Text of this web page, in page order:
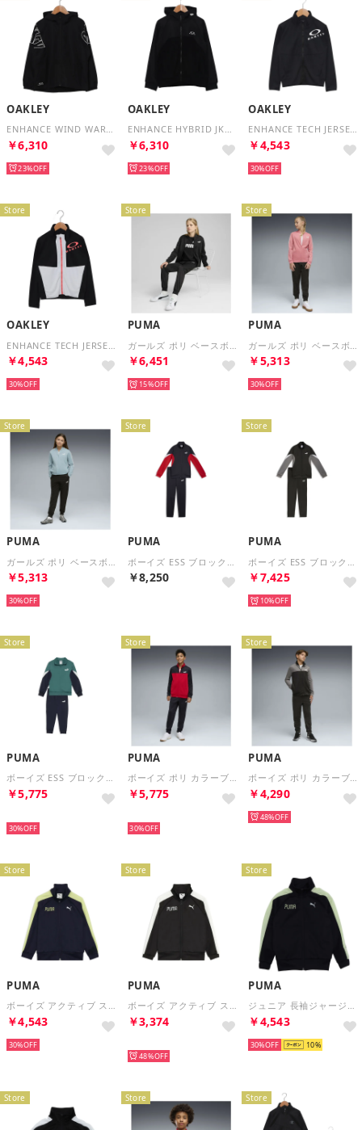
OAKLEY
ENHANCE WIND WARM JKT YTR 6.0 （BLACK）
￥6,310
23%
OAKLEY
ENHANCE HYBRID JKT YTR 6.0 （BLACK）
￥6,310
23%
OAKLEY
ENHANCE TECH JERSEY JKT YTR 6.0 （BLACK）
￥4,543
30%
Store
OAKLEY
￥4,543
30%
Store
PUMA
￥6,451
15%
Store
PUMA
￥5,313
30%
Store
PUMA
￥5,313
30%
Store
PUMA
￥8,250
Store
PUMA
￥7,425
10%
Store
PUMA
ボーイズ ESS ブロック ポリ スーツ 上下セット B 120-160cm ESS BLOCK Poly Suit （Emerald Ice）
￥5,775
30%
Store
PUMA
ボーイズ ポリ カラーブロック スーツ 上下セット B 120-160cm Poly Colorblock Suit （For All Time Red）
￥5,775
30%
Store
PUMA
ボーイズ ポリ カラーブロック スーツ 上下セット B 120-160cm Poly Colorblock Suit （Black）
￥4,290
48%
Store
PUMA
ボーイズ アクティブ スポーツ トレーニング ジャケット 120-160cm ACTIVE SPORTS TR JACKET （New Navy）
￥4,543
30%
Store
PUMA
ボーイズ アクティブ スポーツ トレーニング ジャケット 120-160cm ACTIVE SPORTS TR JACKET （Black）
￥3,374
48%
Store
PUMA
ジュニア 長袖ジャージジャケット ACTIVE SPORTS トレーニング JKT_ 694595 （New Navy）
￥4,543
30% 10
Store Store Store